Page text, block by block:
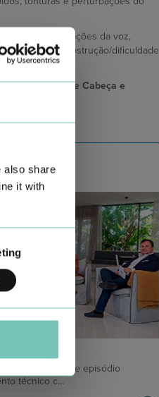
also share
it with
Alterações da voz,
deglutição e obstrução/dificuldade
e Cabeça e
e direto, este episódio
técnico c…